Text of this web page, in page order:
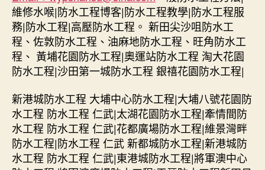
維修水喉|防水工程博客|防水工程教學|防水工程服
務|防水工程|高壓防水工程。 新田尖沙咀防水工
程、佐敦防水工程、油麻地防水工程、旺角防水工
程、 黃埔花園防水工程|奧運站防水工程 淘大花園
防水工程|沙田第一城防水工程 銀禧花園防水工程|
新港城防水工程 大埔中心防水工程|大埔八號花園防
水工程 防水工程 仁武|太湖花園防水工程|牽情間防
水工程 防水工程 仁武|花都廣場防水工程|維景灣畔
防水工程|防水工程 仁武 新都城防水工程|新港城防
水工程 防水工程 仁武|東港城防水工程|將軍澳中心